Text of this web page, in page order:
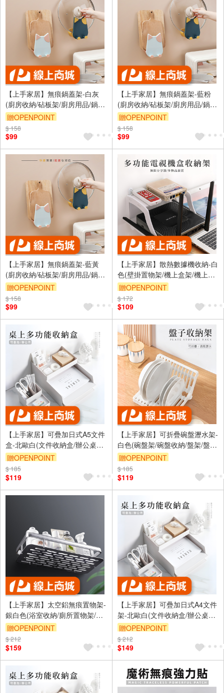
【上手家居】無痕鍋蓋架-白灰
(廚房收納/砧板架/廚房用品/鍋蓋
收納架/鍋蓋架壁掛/鍋鏟架/湯勺
架)
贈OPENPOINT
訂單滿999享9折
$ 158
$99
【上手家居】無痕鍋蓋架-藍粉
(廚房收納/砧板架/廚房用品/鍋蓋
收納架/鍋蓋架壁掛/鍋鏟架/湯勺
架)
贈OPENPOINT
訂單滿999享9折
$ 158
$99
【上手家居】無痕鍋蓋架-藍黃
(廚房收納/砧板架/廚房用品/鍋蓋
收納架/鍋蓋架壁掛/鍋鏟架/湯勺
架)
贈OPENPOINT
訂單滿999享9折
$ 158
$99
【上手家居】散熱數據機收納-白
色(壁掛置物架/機上盒架/機上盒
收納/路由器收納/路由器架/wifi
架)
贈OPENPOINT
訂單滿999享9折
$ 172
$109
【上手家居】可疊加日式A5文件
盒-北歐白(文件收納盒/辦公桌收
納/辦公室用品/資料架/筆筒/文件
架/文件整理)
贈OPENPOINT
訂單滿999享9折
$ 185
$119
【上手家居】可折疊碗盤瀝水架-
白色(碗盤架/碗盤收納/盤架/盤子
收納/碗盤收納架/盤子架/盤子收
納架/碗碟架)
贈OPENPOINT
訂單滿999享9折
$ 185
$119
【上手家居】太空鋁無痕置物架-
銀白色(浴室收納/廁所置物架/浴
室收納架/無痕置物架/太空鋁沐
浴露架)
贈OPENPOINT
訂單滿999享9折
$ 212
$159
【上手家居】可疊加日式A4文件
架-北歐白(文件收納盒/辦公桌收
納/辦公室用品/資料架/筆筒/文件
盒/文件整理)
贈OPENPOINT
訂單滿999享9折
$ 212
$149